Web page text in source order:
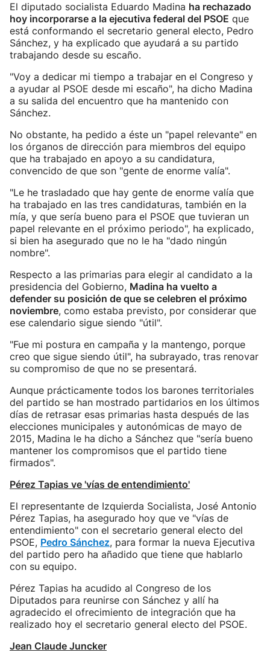
El diputado socialista Eduardo Madina ha rechazado
hoy incorporarse a la ejecutiva federal del PSOE que
está conformando el secretario general electo, Pedro
Sánchez, y ha explicado que ayudará a su partido
trabajando desde su escaño.
"Voy a dedicar mi tiempo a trabajar en el Congreso y
a ayudar al PSOE desde mi escaño", ha dicho Madina
a su salida del encuentro que ha mantenido con
Sánchez.
No obstante, ha pedido a éste un "papel relevante" en
los órganos de dirección para miembros del equipo
que ha trabajado en apoyo a su candidatura,
convencido de que son "gente de enorme valía".
"Le he trasladado que hay gente de enorme valía que
ha trabajado en las tres candidaturas, también en la
mía, y que sería bueno para el PSOE que tuvieran un
papel relevante en el próximo periodo", ha explicado,
si bien ha asegurado que no le ha "dado ningún
nombre".
Respecto a las primarias para elegir al candidato a la
presidencia del Gobierno, Madina ha vuelto a
defender su posición de que se celebren el próximo
noviembre, como estaba previsto, por considerar que
ese calendario sigue siendo "útil".
"Fue mi postura en campaña y la mantengo, porque
creo que sigue siendo útil", ha subrayado, tras renovar
su compromiso de que no se presentará.
Aunque prácticamente todos los barones territoriales
del partido se han mostrado partidarios en los últimos
días de retrasar esas primarias hasta después de las
elecciones municipales y autonómicas de mayo de
2015, Madina le ha dicho a Sánchez que "sería bueno
mantener los compromisos que el partido tiene
firmados".
Pérez Tapias ve 'vías de entendimiento'
El representante de Izquierda Socialista, José Antonio
Pérez Tapias, ha asegurado hoy que ve "vías de
entendimiento" con el secretario general electo del
PSOE, Pedro Sánchez, para formar la nueva Ejecutiva
del partido pero ha añadido que tiene que hablarlo
con su equipo.
Pérez Tapias ha acudido al Congreso de los
Diputados para reunirse con Sánchez y allí ha
agradecido el ofrecimiento de integración que ha
realizado hoy el secretario general electo del PSOE.
Jean Claude Juncker